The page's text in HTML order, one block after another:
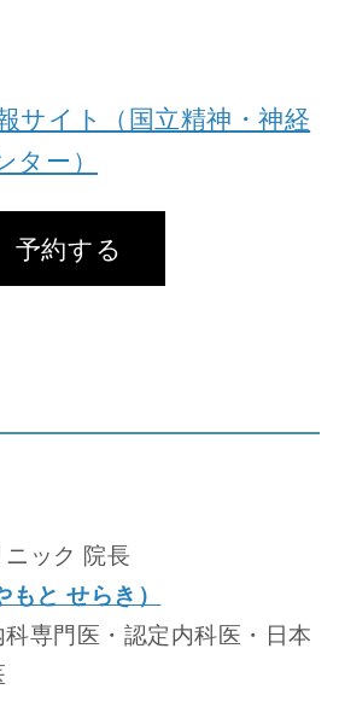
サイト（国立精神・神経
ター）
予約する
ック 院長
と せらき）
専門医・認定内科医・日本